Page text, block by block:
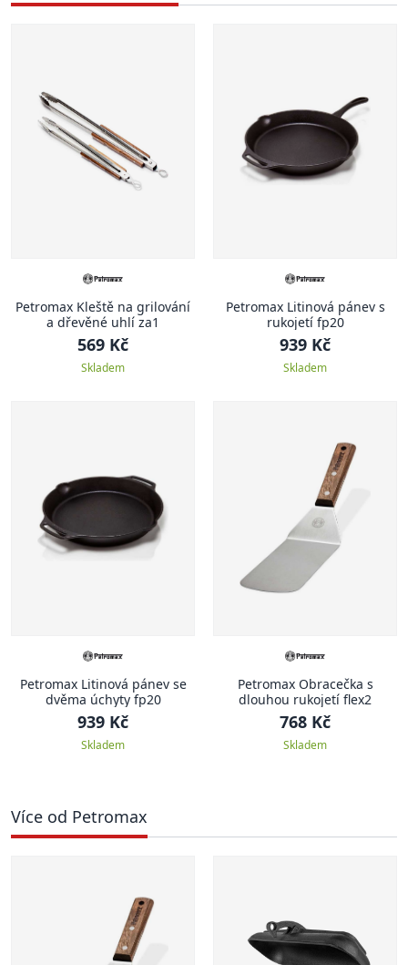
Petromax Kleště na grilování
a dřevěné uhlí za1
569 Kč
Skladem
Petromax Litinová pánev s
rukojetí fp20
939 Kč
Skladem
Petromax Litinová pánev se
dvěma úchyty fp20
939 Kč
Skladem
Petromax Obracečka s
dlouhou rukojetí flex2
768 Kč
Skladem
Více od Petromax